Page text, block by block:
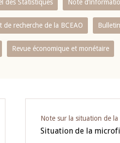
des Statistiques Note
de recherche de la BCEAO
Revue économique et monétaire
Note sur la situation de la
Situation de la